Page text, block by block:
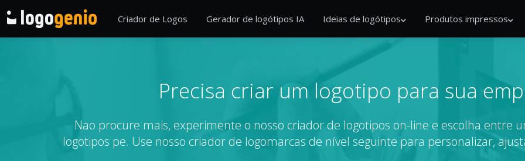
Criador de Logos Gerador de logótipos IA Ideias de logótipos Produtos impressos
Precisa criar um logotipo para sua
Nao procure mais, experimente o nosso criador de logotipos on-line e escolha entre
logotipos pe. Use nosso criador de logomarcas de nível seguinte para personalizar,